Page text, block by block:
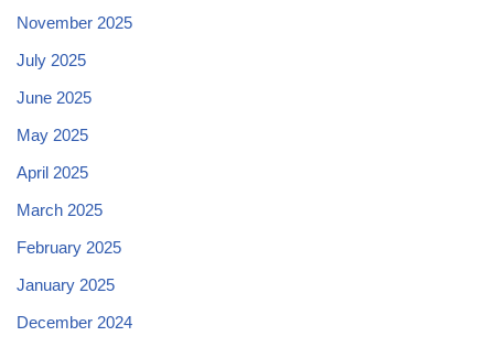
November 2025
July 2025
June 2025
May 2025
April 2025
March 2025
February 2025
January 2025
December 2024